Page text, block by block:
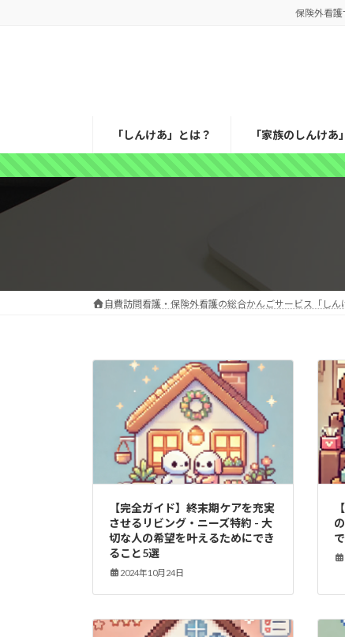
プ
動
保険外看護
「しんけあ」とは？ 「家族のしんけあ」
自費訪問看護・保険外看護の総合かんごサービス「しん
【完全ガイド】終末期ケアを充実
させるリビング・ニーズ特約 - 大
切な人の希望を叶えるためにでき
ること5選
2024年10月24日